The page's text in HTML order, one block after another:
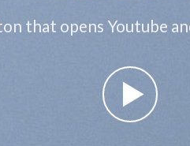
that opens Youtube